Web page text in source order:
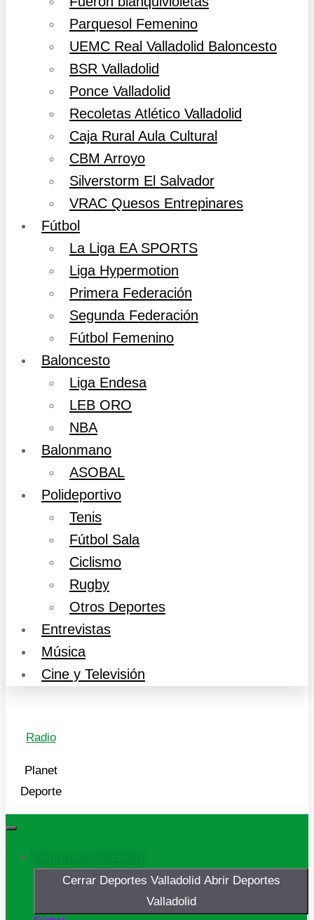
Parquesol Femenino
UEMC Real Valladolid Baloncesto
BSR Valladolid
Ponce Valladolid
Recoletas Atlético Valladolid
Caja Rural Aula Cultural
CBM Arroyo
Silverstorm El Salvador
VRAC Quesos Entrepinares
Fútbol
La Liga EA SPORTS
Liga Hypermotion
Primera Federación
Segunda Federación
Fútbol Femenino
Baloncesto
Liga Endesa
LEB ORO
NBA
Balonmano
ASOBAL
Polideportivo
Tenis
Fútbol Sala
Ciclismo
Rugby
Otros Deportes
Entrevistas
Música
Cine y Televisión
Radio
Planet
Deporte
Cerrar Deportes Valladolid Abrir Deportes
Valladolid